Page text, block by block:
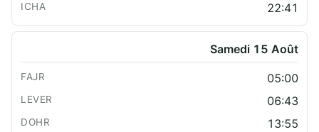
22:41
Samedi 15 Août
05:00
06:43
13:55